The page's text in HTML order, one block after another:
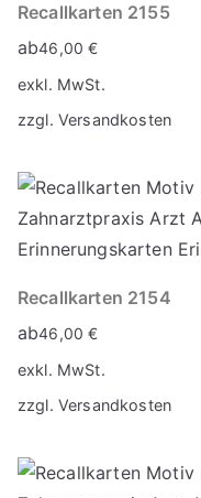
Recallkarten 2155
ab46,00€
exkl. MwSt.
zzgl. Versandkosten
Recallkarten 2154
ab46,00€
exkl. MwSt.
zzgl. Versandkosten